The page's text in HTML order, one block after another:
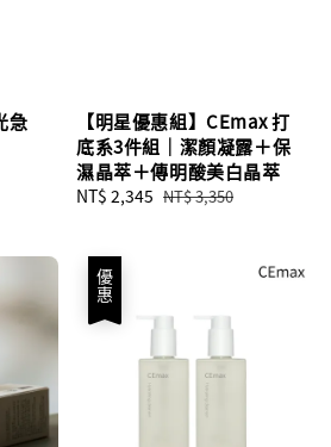
急
【明星優惠組】CEmax 打
底系3件組｜潔顏凝露＋保
濕晶萃＋傳明酸美白晶萃
Sale
NT$ 2,345 Regular
NT$ 3,350
優惠